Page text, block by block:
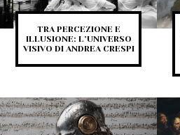
TRA PERCEZIONE E
ILLUSIONE: L’UNIVERSO
VISIVO DI ANDREA CRESPI